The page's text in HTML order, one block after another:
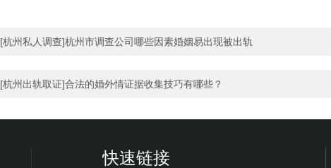
[杭州私人调查]杭州市调查公司哪些因素婚姻易出现被出轨
[杭州出轨取证]合法的婚外情证据收集技巧有哪些？
快速链接